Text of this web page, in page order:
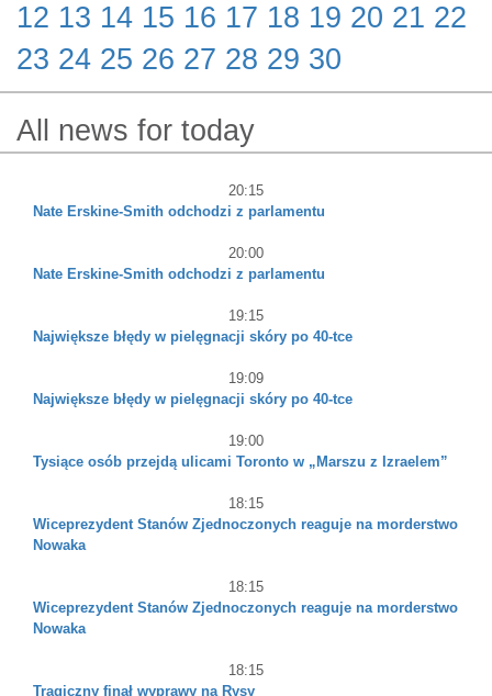
12 13 14 15 16 17 18 19 20 21 22
23 24 25 26 27 28 29 30
All news for today
20:15
Nate Erskine-Smith odchodzi z parlamentu
20:00
Nate Erskine-Smith odchodzi z parlamentu
19:15
Największe błędy w pielęgnacji skóry po 40-tce
19:09
Największe błędy w pielęgnacji skóry po 40-tce
19:00
Tysiące osób przejdą ulicami Toronto w „Marszu z Izraelem”
18:15
Wiceprezydent Stanów Zjednoczonych reaguje na morderstwo
Nowaka
18:15
Wiceprezydent Stanów Zjednoczonych reaguje na morderstwo
Nowaka
18:15
Tragiczny finał wyprawy na Rysy